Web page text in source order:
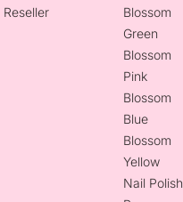
Reseller
Blossom
Green
Blossom
Pink
Blossom
Blue
Blossom
Yellow
Nail Polish